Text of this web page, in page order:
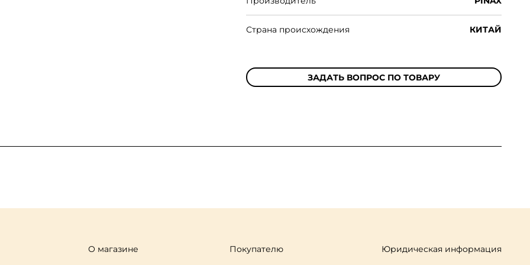
Страна происхождения КИТАЙ
ЗАДАТЬ ВОПРОС ПО ТОВАРУ
О магазине Покупателю Юридическая информация